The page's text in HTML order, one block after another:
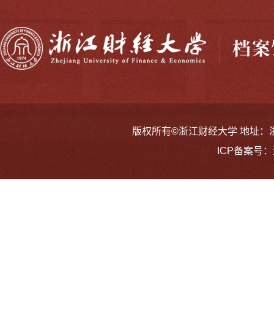
版权所有©浙江财经大学 地址：
ICP备案号：